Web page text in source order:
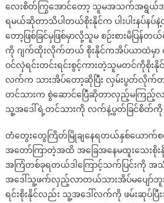
လေးစိတ်ကြွအောင်တော့ သူမအသက်အ
ရမယ်ဆိုတာသိပါတယ်စိုးနိုင်က ပါးပါးနပ်နပ်နဲ့
တော့ဖြစ်ခြင်မှဖြစ်မှာလို့သူမ စဉ်းစားမိပြန်တ
ကို ဂျက်ထိုးလိုက်တယ် စိုးနိုင်ကအိပ်ယာထဲမှာ
ဝင်လှဲရင်းတင်းရင်းစွင့်ကားတဲ့သူမတင်ကိုစိုးနို
လက်က သားအိပ်တော့ဆိုပြီး လှမ်းပွတ်လိုက်
တင်သားက စွဲဆောင်ပြေီဆိုတာလှည့်မက
သူ့အဒေါ်ရဲ့တင်သားကို လက်နဲ့ပွတ်ခြင်စိတ်ကို
တံတွေးတွေကြိတ်မြိုချနေရတယ်နှစ်ယောက်
အတော်ကြာတဲ့အထိ အခြေအနေမထူးသေးစိုး
အကြံတစ်ခုရတယ်ဒါကြောင့်သက်ပြင်းကို အ
အဒေါ်သူ့ဖက်လှည့်လာတယ်သားအိပ်မပျော်ဘူး
ရင်းစိုးနိုင်လည်း သူ့အဒေါ်လက်ကို ဖမ်းဆုပ်ပြီ